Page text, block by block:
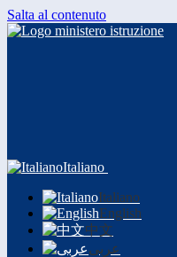
Salta al contenuto
Italiano
Italiano
English
中文
عربى